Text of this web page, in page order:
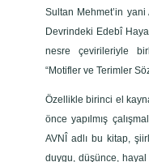
Sultan Mehmet’in yani
Devrindeki Edebî
nesre çevirileriyle
“Motifler ve Terimler
Özellikle birinci el
önce yapılmış
AVNÎ adlı bu kitap,
duygu, düşünce, hayal